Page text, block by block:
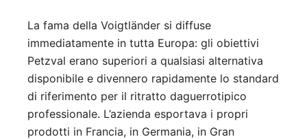
La fama della Voigtländer si diffuse
immediatamente in tutta Europa: gli obiettivi
Petzval erano superiori a qualsiasi alternativa
disponibile e divennero rapidamente lo standard
di riferimento per il ritratto daguerrotipico
professionale. L’azienda esportava i propri
prodotti in Francia, in Germania, in Gran